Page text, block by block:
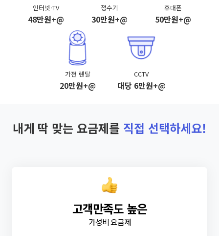
인터넷·TV
48만원+@
정수기
30만원+@
휴대폰
50만원+@
가전 렌탈
20만원+@
CCTV
대당 6만원+@
내게 딱 맞는 요금제를 직접 선택하세요!
고객만족도 높은
가성비 요금제